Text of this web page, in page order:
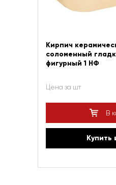
Кирпич
соломенный
фигурный 1 НФ
Цена за шт
В
Купить